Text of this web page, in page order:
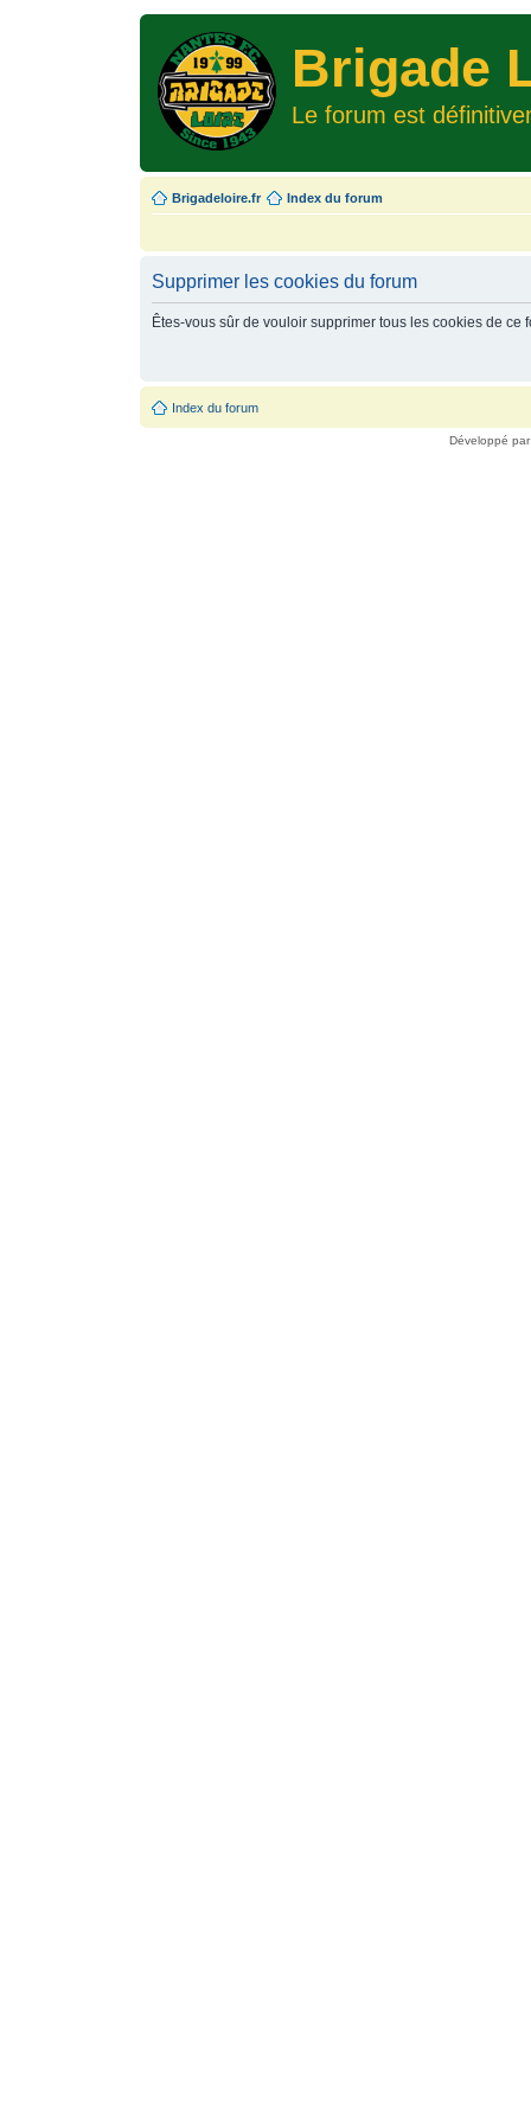
Brigade
Le forum est
Brigadeloire.fr Index du forum
Supprimer les cookies du forum
Êtes-vous sûr de vouloir supprimer tous les cookies de ce
Index du forum
Développé